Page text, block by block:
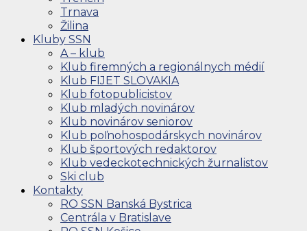
Trnava
Žilina
Kluby SSN
A – klub
Klub firemných a regionálnych médií
Klub FIJET SLOVAKIA
Klub fotopublicistov
Klub mladých novinárov
Klub novinárov seniorov
Klub poľnohospodárskych novinárov
Klub športových redaktorov
Klub vedeckotechnických žurnalistov
Ski club
Kontakty
RO SSN Banská Bystrica
Centrála v Bratislave